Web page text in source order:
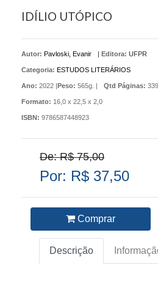
IDÍLIO UTÓPICO
Autor: Pavloski, Evanir Editora: UFPR
Categoria: ESTUDOS LITERÁRIOS
Ano: 2022 | Peso: 565g. | Qtd Páginas: 339
Formato: 16,0 x 22,5 x 2,0
ISBN: 9786587448923
De: R$ 75,00
Por: R$ 37,50
Comprar
Descrição